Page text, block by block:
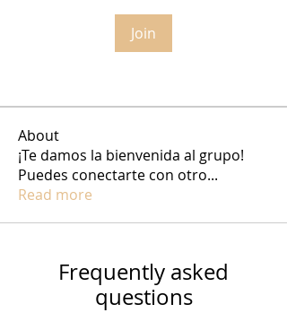
Join
About
¡Te damos la bienvenida al grupo!
Puedes conectarte con otro...
Read more
Frequently asked
questions